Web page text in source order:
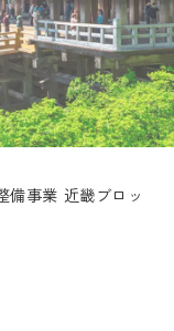
備事業 近畿ブロッ